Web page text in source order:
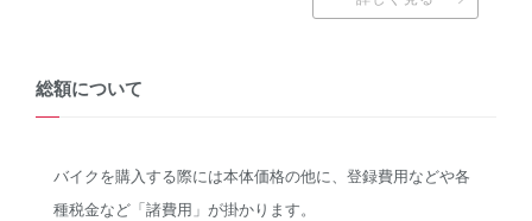
総額について
バイクを購入する際には本体価格の他に、登録費用などや各
種税金など「諸費用」が掛かります。